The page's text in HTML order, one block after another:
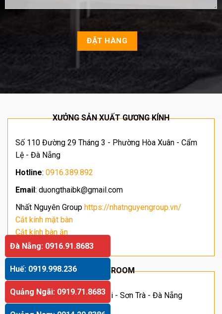
XƯỞNG SẢN XUẤT GƯƠNG KÍNH
Số 110 Đường 29 Tháng 3 - Phường Hòa Xuân - Cẩm
Lệ - Đà Nẵng
Hotline: 0916.389.892
Email: duongthaibk@gmail.com
Nhất Nguyên Group https://nhatnguyengroup.vn/
Cắt kính mặt bàn
Cắt kính bàn ăn
Giá kính cường lực
SHOWROOM
Địa chỉ: Số 63 Hoàng Sĩ Khải - Sơn Trà - Đà Nẵng
Đà Nẵng: 0916.91.8683
Huế: 0919.998.236
Quảng Ngãi: 0919.71.8683